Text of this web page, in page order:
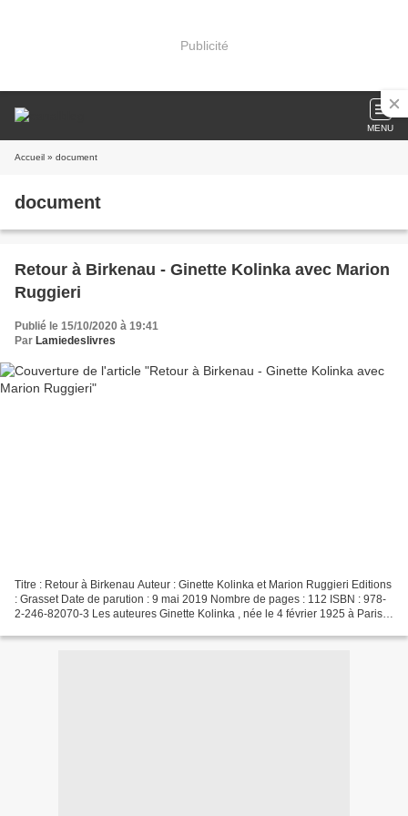
Publicité
MENU
Accueil » document
document
Retour à Birkenau - Ginette Kolinka avec Marion
Ruggieri
Publié le 15/10/2020 à 19:41
Par Lamiedeslivres
Titre : Retour à Birkenau Auteur : Ginette Kolinka et Marion Ruggieri Editions
: Grasset Date de parution : 9 mai 2019 Nombre de pages : 112 ISBN : 978-
2-246-82070-3 Les auteures Ginette Kolinka , née le 4 février 1925 à Paris,